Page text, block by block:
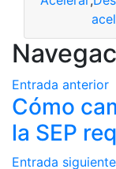
Entrada anterior
Cómo
la SEP
Entrada siguiente